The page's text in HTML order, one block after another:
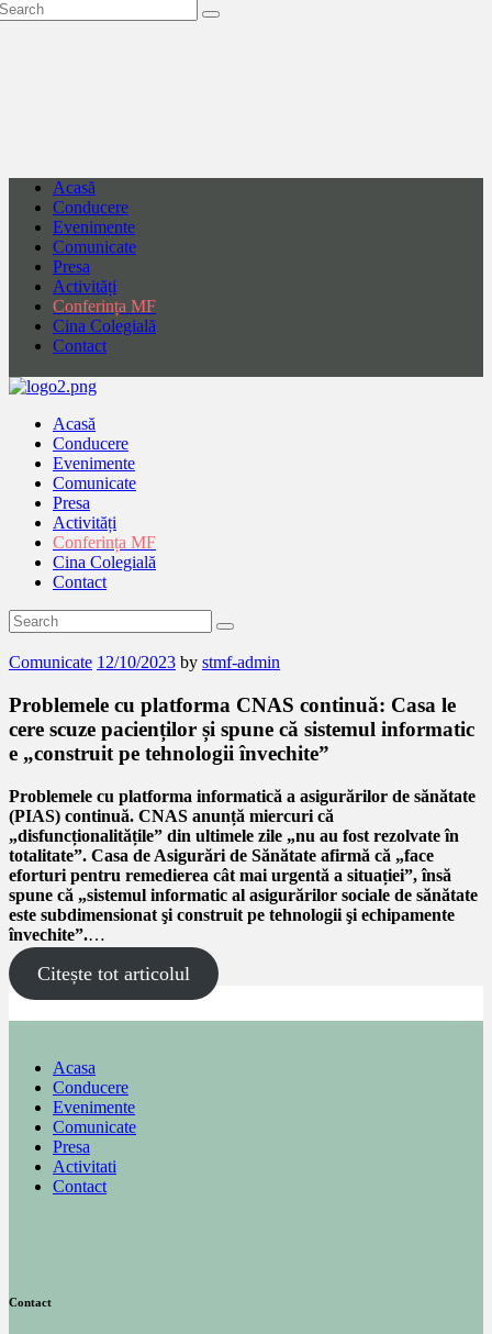
Acasă
Conducere
Evenimente
Comunicate
Presa
Activități
Conferința MF
Cina Colegială
Contact
Acasă
Conducere
Evenimente
Comunicate
Presa
Activități
Conferința MF
Cina Colegială
Contact
Comunicate 12/10/2023 by stmf-admin
Problemele cu platforma CNAS continuă: Casa le
cere scuze pacienților și spune că sistemul informatic
e „construit pe tehnologii învechite”
Problemele cu platforma informatică a asigurărilor de sănătate
(PIAS) continuă. CNAS anunță miercuri că
„disfuncționalitățile” din ultimele zile „nu au fost rezolvate în
totalitate”. Casa de Asigurări de Sănătate afirmă că „face
eforturi pentru remedierea cât mai urgentă a situației”, însă
spune că „sistemul informatic al asigurărilor sociale de sănătate
este subdimensionat şi construit pe tehnologii şi echipamente
învechite”.…
Citește tot articolul
Acasa
Conducere
Evenimente
Comunicate
Presa
Activitati
Contact
Contact